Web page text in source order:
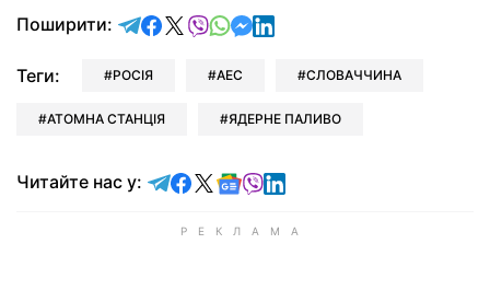
Поширити: відправити у Telegram
поділитись у Facebook
поділитись у X
відправити у Viber
відправити у Whatsapp
відправити у Messenger
відправити у LinkedIn
Теги: РОСІЯ АЕС СЛОВАЧЧИНА
АТОМНА СТАНЦІЯ ЯДЕРНЕ ПАЛИВО
Читайте нас у: Читайте у Telegram
Читайте у Facebook
Читайте у X
Читайте у Google news
Читайте у Viber
Читайте у LinkedIn